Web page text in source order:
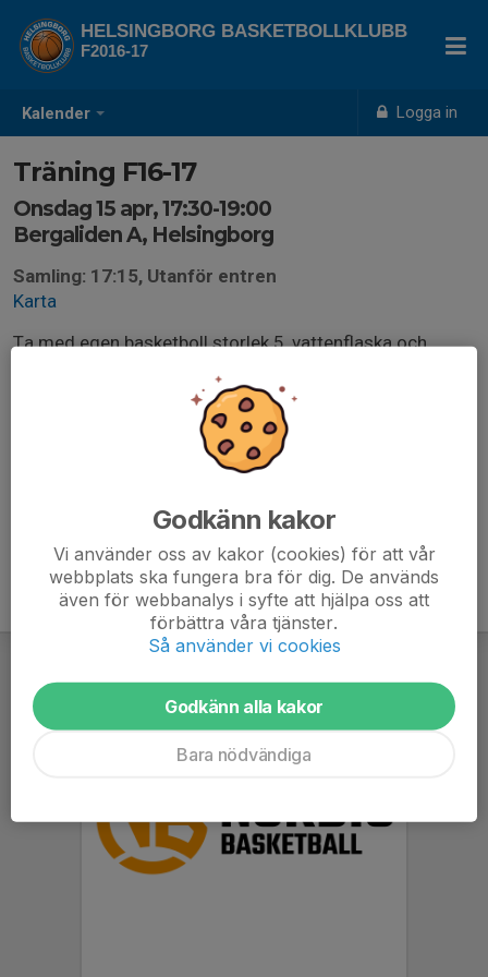
Kalender Logga in
HELSINGBORG BASKETBOLLKLUBB
F2016-17
Träning F16-17
Onsdag 15 apr, 17:30-19:00
Bergaliden A, Helsingborg
Samling: 17:15, Utanför entren
Karta
Ta med egen basketboll storlek 5, vattenflaska och
Godkänn kakor
Vi använder oss av kakor (cookies) för att vår
webbplats ska fungera bra för dig. De används
även för webbanalys i syfte att hjälpa oss att
förbättra våra tjänster.
Så använder vi cookies
Godkänn alla kakor
Bara nödvändiga